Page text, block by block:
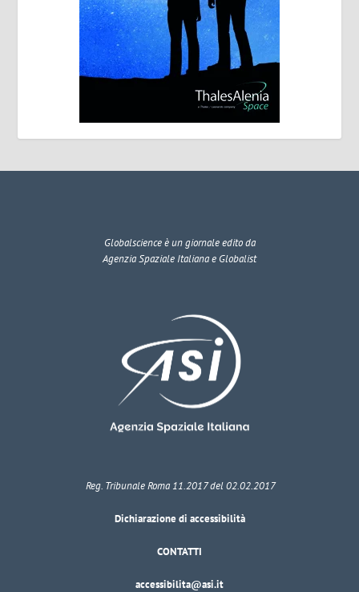
Globalscienceè un giornale edito da
Agenzia Spaziale Italiana e Globalist
Reg. Tribunale Roma 11.2017 del 02.02.2017
Dichiarazione di accessibilità
CONTATTI
accessibilita@asi.it